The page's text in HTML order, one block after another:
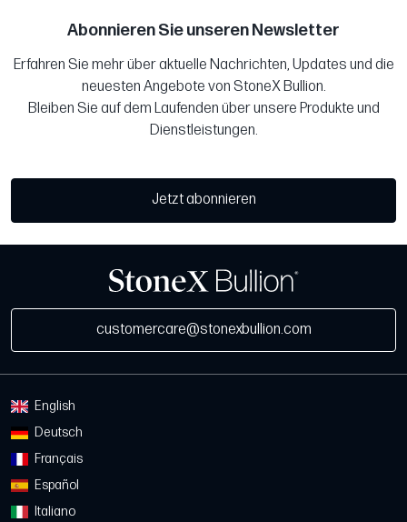
Abonnieren Sie unseren Newsletter
Erfahren Sie mehr über aktuelle Nachrichten, Updates und die
neuesten Angebote von StoneX Bullion.
Bleiben Sie auf dem Laufenden über unsere Produkte und
Dienstleistungen.
Jetzt abonnieren
customercare@stonexbullion.com
English
Deutsch
Français
Español
Italiano